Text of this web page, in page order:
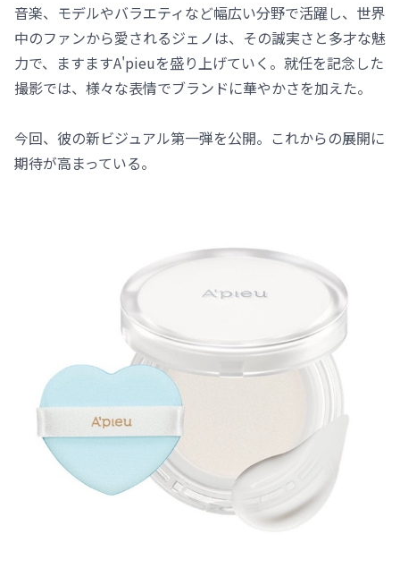
音楽、モデルやバラエティなど幅広い分野で活躍し、世界
中のファンから愛されるジェノは、その誠実さと多才な魅
力で、ますますA'pieuを盛り上げていく。就任を記念した
撮影では、様々な表情でブランドに華やかさを加えた。
今回、彼の新ビジュアル第一弾を公開。これからの展開に
期待が高まっている。